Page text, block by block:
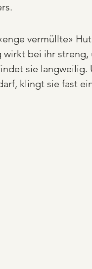
vermüllte»
wirkt bei ihr
sie langweilig.
klingt sie fast